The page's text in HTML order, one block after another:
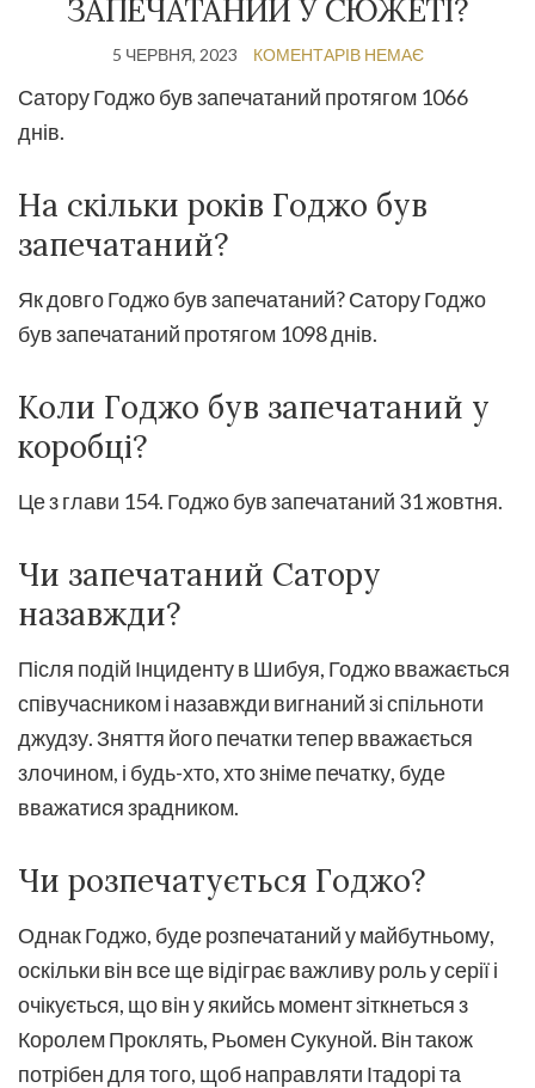
ЗАПЕЧАТАНИЙ У СЮЖЕТІ?
5 ЧЕРВНЯ, 2023 КОМЕНТАРІВ НЕМАЄ
Сатору Годжо був запечатаний протягом 1066
днів.
На скільки років Годжо був
запечатаний?
Як довго Годжо був запечатаний? Сатору Годжо
був запечатаний протягом 1098 днів.
Коли Годжо був запечатаний у
коробці?
Це з глави 154. Годжо був запечатаний 31 жовтня.
Чи запечатаний Сатору
назавжди?
Після подій Інциденту в Шибуя, Годжо вважається
співучасником і назавжди вигнаний зі спільноти
джудзу. Зняття його печатки тепер вважається
злочином, і будь-хто, хто зніме печатку, буде
вважатися зрадником.
Чи розпечатується Годжо?
Однак Годжо, буде розпечатаний у майбутньому,
оскільки він все ще відіграє важливу роль у серії і
очікується, що він у якийсь момент зіткнеться з
Королем Проклять, Рьомен Сукуной. Він також
потрібен для того, щоб направляти Ітадорі та